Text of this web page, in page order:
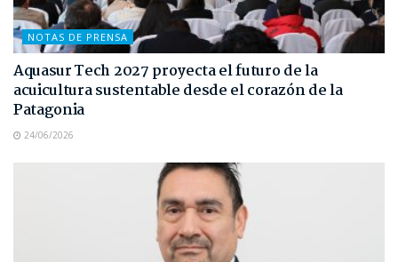
NOTAS DE PRENSA
Aquasur Tech 2027 proyecta el futuro de la
acuicultura sustentable desde el corazón de la
Patagonia
24/06/2026